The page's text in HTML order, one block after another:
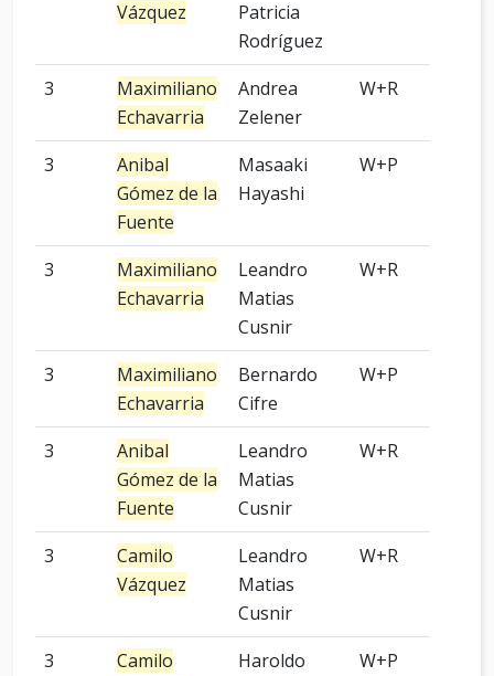
Vázquez
Patricia
Rodríguez
3
Maximiliano
Echavarria
Andrea
Zelener
W+R
3
Anibal
Gómez de la
Fuente
Masaaki
Hayashi
W+P
3
Maximiliano
Echavarria
Leandro
Matias
Cusnir
W+R
3
Maximiliano
Echavarria
Bernardo
Cifre
W+P
3
Anibal
Gómez de la
Fuente
Leandro
Matias
Cusnir
W+R
3
Camilo
Vázquez
Leandro
Matias
Cusnir
W+R
3
Camilo
Haroldo
W+P